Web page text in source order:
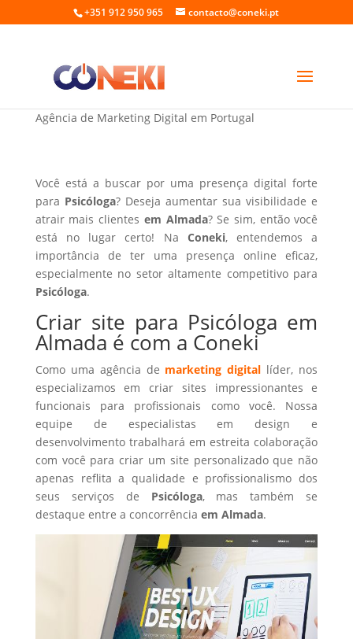
+351 912 950 965 contacto@coneki.pt
Criar site para Psicóloga em Almada
Agência de Marketing Digital em Portugal
Você está a buscar por uma presença digital forte
para Psicóloga? Deseja aumentar sua visibilidade e
atrair mais clientes em Almada? Se sim, então você
está no lugar certo! Na Coneki, entendemos a
importância de ter uma presença online eficaz,
especialmente no setor altamente competitivo para
Psicóloga.
Criar site para Psicóloga em
Almada é com a Coneki
Como uma agência de marketing digital líder, nos
especializamos em criar sites impressionantes e
funcionais para profissionais como você. Nossa
equipe de especialistas em design e
desenvolvimento trabalhará em estreita colaboração
com você para criar um site personalizado que não
apenas reflita a qualidade e profissionalismo dos
seus serviços de Psicóloga, mas também se
destaque entre a concorrência em Almada.